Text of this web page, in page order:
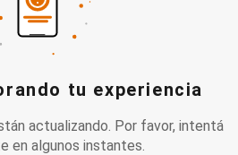
tu experiencia
actualizando. Por favor, intentá
en algunos instantes.